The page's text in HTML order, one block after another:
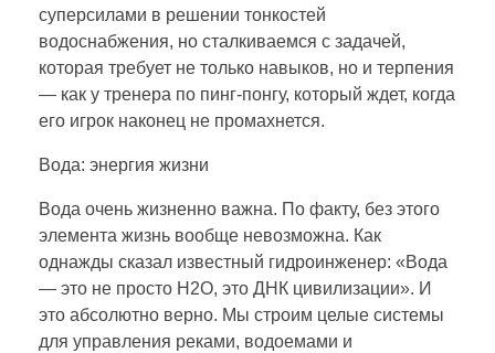
суперсилами в решении тонкостей
водоснабжения, но сталкиваемся с задачей,
которая требует не только навыков, но и терпения
— как у тренера по пинг-понгу, который ждет, когда
его игрок наконец не промахнется.
Вода: энергия жизни
Вода очень жизненно важна. По факту, без этого
элемента жизнь вообще невозможна. Как
однажды сказал известный гидроинженер: «Вода
— это не просто H2O, это ДНК цивилизации». И
это абсолютно верно. Мы строим целые системы
для управления реками, водоемами и